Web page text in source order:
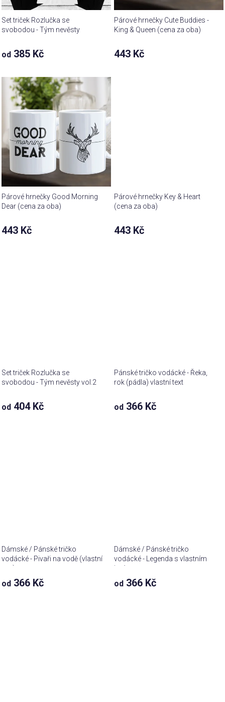
Set triček Rozlučka se
svobodou - Tým nevěsty
od 385 Kč
Párové hrnečky Cute Buddies -
King & Queen (cena za oba)
443 Kč
Párové hrnečky Good Morning
Dear (cena za oba)
443 Kč
Párové hrnečky Key & Heart
(cena za oba)
443 Kč
Set triček Rozlučka se
svobodou - Tým nevěsty vol.2
od 404 Kč
Pánské tričko vodácké - Řeka,
rok (pádla) vlastní text
od 366 Kč
Dámské / Pánské tričko
vodácké - Pivaři na vodě (vlastní
text)
od 366 Kč
Dámské / Pánské tričko
vodácké - Legenda s vlastním
jménem
od 366 Kč